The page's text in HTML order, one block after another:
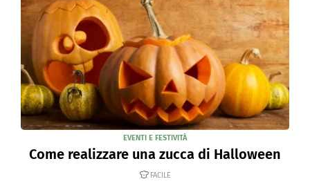
EVENTI E FESTIVITÀ
Come realizzare una zucca di Halloween
FACILE